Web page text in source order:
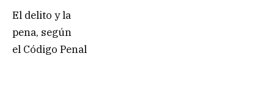
El delito y la
pena, según
el Código Penal